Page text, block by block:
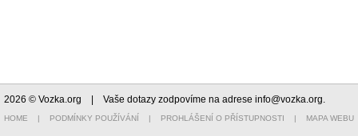
2026 © Vozka.org | Vaše dotazy zodpovíme na adrese info@vozka.org.
HOME | PODMÍNKY POUŽÍVÁNÍ | PROHLÁŠENÍ O PŘÍSTUPNOSTI | MAPA WEBU